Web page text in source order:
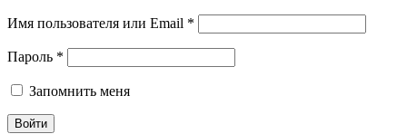
Имя пользователя или Email *
Пароль *
Запомнить меня
Войти